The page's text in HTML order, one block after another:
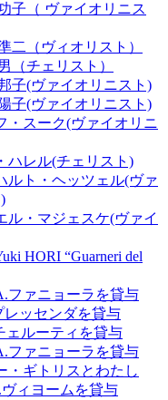
子（ ヴァイオリニス
（ヴィオリスト）
チェリスト）
子(ヴァイオリニスト)
子(ヴァイオリニスト)
スーク(ヴァイオリニ
レル(チェリスト)
ト・ヘッツェル(ヴァ
・マジェスケ(ヴァイ
HORI “Guarneri del
ファニョーラを貸与
レッセンダを貸与
ェルーティを貸与
ファニョーラを貸与
ギトリスとわたし
ィヨームを貸与